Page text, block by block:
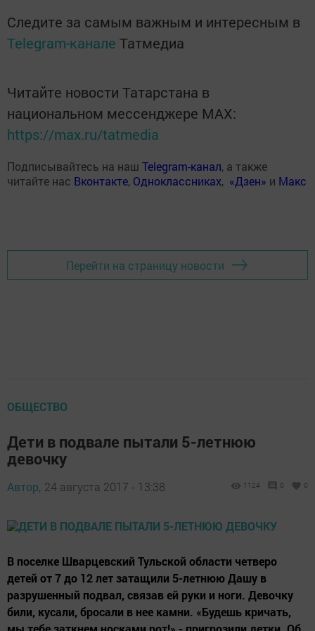
Следите за самым важным и интересным в
Telegram-канале Татмедиа
Читайте новости Татарстана в
национальном мессенджере MАХ:
https://max.ru/tatmedia
Подписывайтесь на наш Telegram-канал, а также
читайте нас Вконтакте, Одноклассниках, «Дзен» и Макс
Перейти на страницу новости
ОБЩЕСТВО
Дети в подвале пытали 5-летнюю
девочку
Автор, 24 августа 2017 - 13:38 1124 0 0
В поселке Шварцевский Тульской области четверо
детей от 7 до 12 лет затащили 5-летнюю Дашу в
разрушенный подвал, связав ей руки и ноги. Девочку
били, кусали, бросали в нее камни. «Будешь кричать,